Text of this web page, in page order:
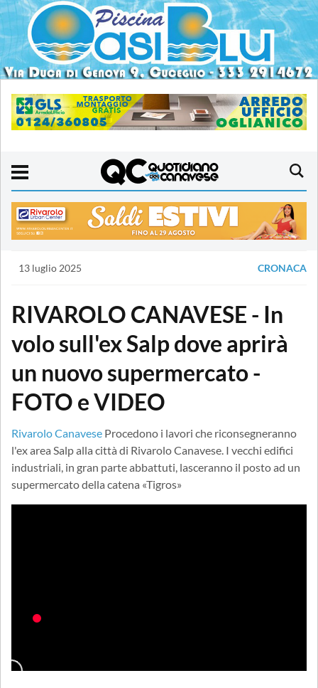
13 luglio 2025 CRONACA
RIVAROLO CANAVESE - In
volo sull'ex Salp dove aprirà
un nuovo supermercato -
FOTO e VIDEO
Rivarolo Canavese Procedono i lavori che riconsegneranno
l'ex area Salp alla città di Rivarolo Canavese. I vecchi edifici
industriali, in gran parte abbattuti, lasceranno il posto ad un
supermercato della catena «Tigros»